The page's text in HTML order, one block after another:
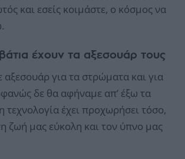
και εσείς κοιμάστε, ο κόσμος να
έχουν τα αξεσουάρ τους
για τα στρώματα και για
δε θα αφήναμε απ’ έξω τα
τεχνολογία έχει προχωρήσει τόσο,
ζωή μας εύκολη και τον ύπνο μας